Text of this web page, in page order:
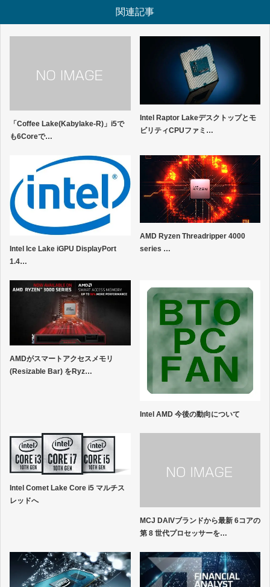
関連記事
「Coffee Lake(Kabylake-R)」i5で
も6Coreで…
Intel Raptor Lakeデスクトップとモ
ビリティCPUファミ…
Intel Ice Lake iGPU DisplayPort
1.4…
AMD Ryzen Threadripper 4000
series …
AMDがスマートアクセスメモリ
(Resizable Bar) をRyz…
Intel AMD 今後の動向について
Intel Comet Lake Core i5 マルチス
レッドへ
MCJ DAIVブランドから最新 6コアの
第 8 世代プロセッサーを…